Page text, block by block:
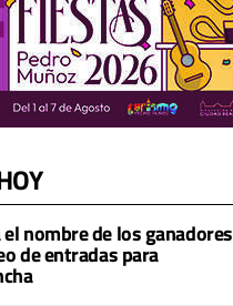
el nombre de los ganadores
de entradas para